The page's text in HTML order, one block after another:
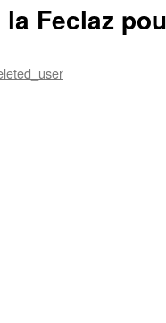
Feclaz